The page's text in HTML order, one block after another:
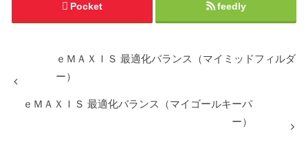
Pocket feedly
ｅＭＡＸＩＳ 最適化バランス（マイミッドフィルダ
ー）
ｅＭＡＸＩＳ 最適化バランス（マイゴールキーパ
ー）